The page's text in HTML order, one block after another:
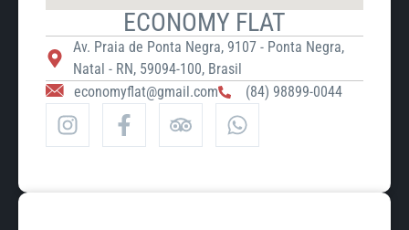
ECONOMY FLAT
Av. Praia de Ponta Negra, 9107 - Ponta Negra,
Natal - RN, 59094-100, Brasil
economyflat@gmail.com
(84) 98899-0044